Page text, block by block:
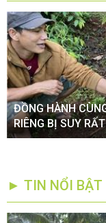
ĐỒNG HÀNH
RIÊNG BỊ SUY
► TIN NỔI BẬT